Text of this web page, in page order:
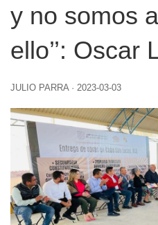
y no somos
ello’’: Oscar
JULIO PARRA · 2023-03-03